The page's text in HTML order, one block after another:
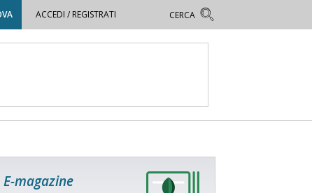
ACCEDI / REGISTRATI
E-magazine